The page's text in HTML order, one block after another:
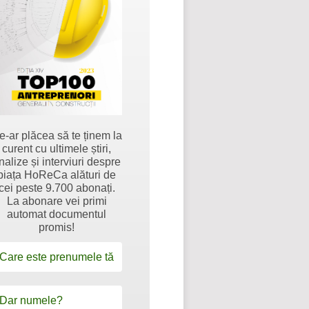
ar plăcea să te ținem la
curent cu ultimele știri,
și interviuri despre
HoReCa alături de
peste 9.700 abonați.
La abonare vei primi
automat documentul
promis!